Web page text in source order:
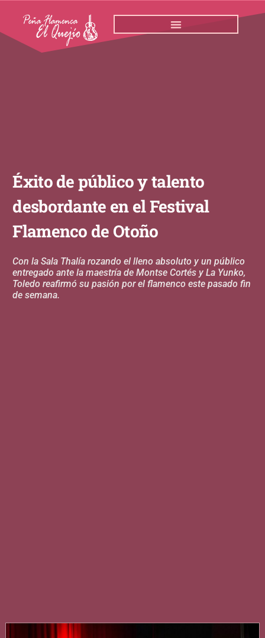
contenido
Éxito de público y talento
desbordante en el Festival
Flamenco de Otoño
Con la Sala Thalía rozando el lleno absoluto y un público
entregado ante la maestría de Montse Cortés y La Yunko,
Toledo reafirmó su pasión por el flamenco este pasado fin
de semana.